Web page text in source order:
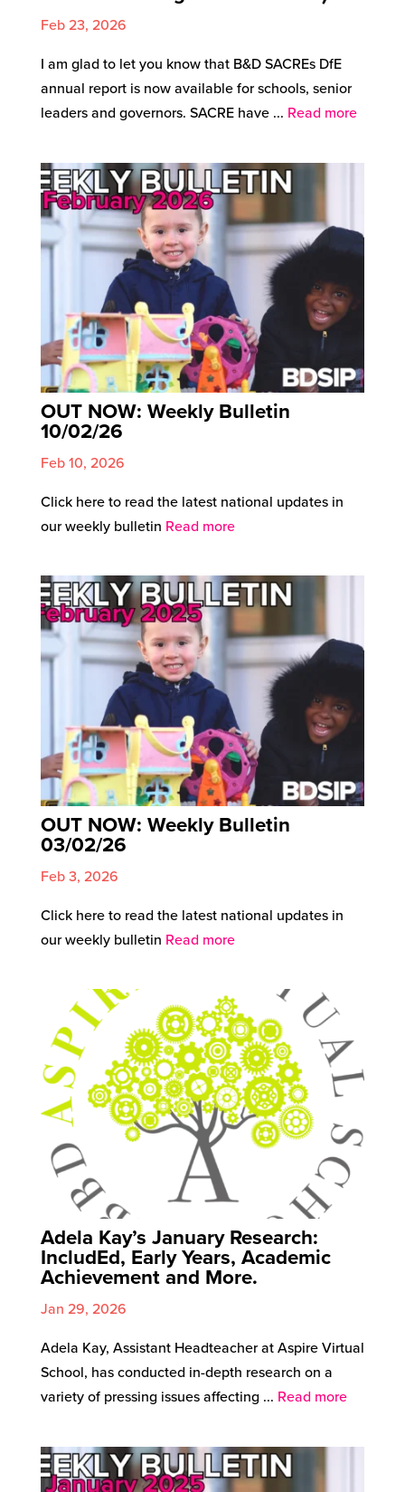
Feb 23, 2026
I am glad to let you know that B&D SACREs DfE
annual report is now available for schools, senior
leaders and governors. SACRE have ... Read more
OUT NOW: Weekly Bulletin
10/02/26
Feb 10, 2026
Click here to read the latest national updates in
our weekly bulletin Read more
OUT NOW: Weekly Bulletin
03/02/26
Feb 3, 2026
Click here to read the latest national updates in
our weekly bulletin Read more
Adela Kay’s January Research:
IncludEd, Early Years, Academic
Achievement and More.
Jan 29, 2026
Adela Kay, Assistant Headteacher at Aspire Virtual
School, has conducted in-depth research on a
variety of pressing issues affecting ... Read more